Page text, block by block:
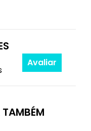
Avaliar
TAMBÉM